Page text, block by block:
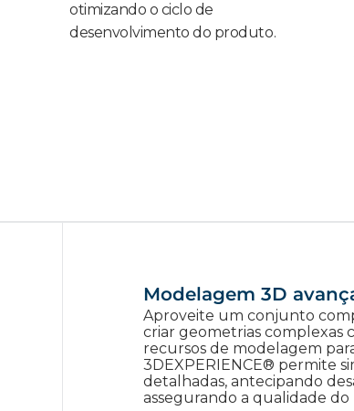
otimizando o ciclo de
desenvolvimento do produto.
Modelagem 3D
Aproveite um conjunto
criar geometrias complexas
recursos de modelagem
3DEXPERIENCE® permite
detalhadas, antecipando
assegurando a qualidade